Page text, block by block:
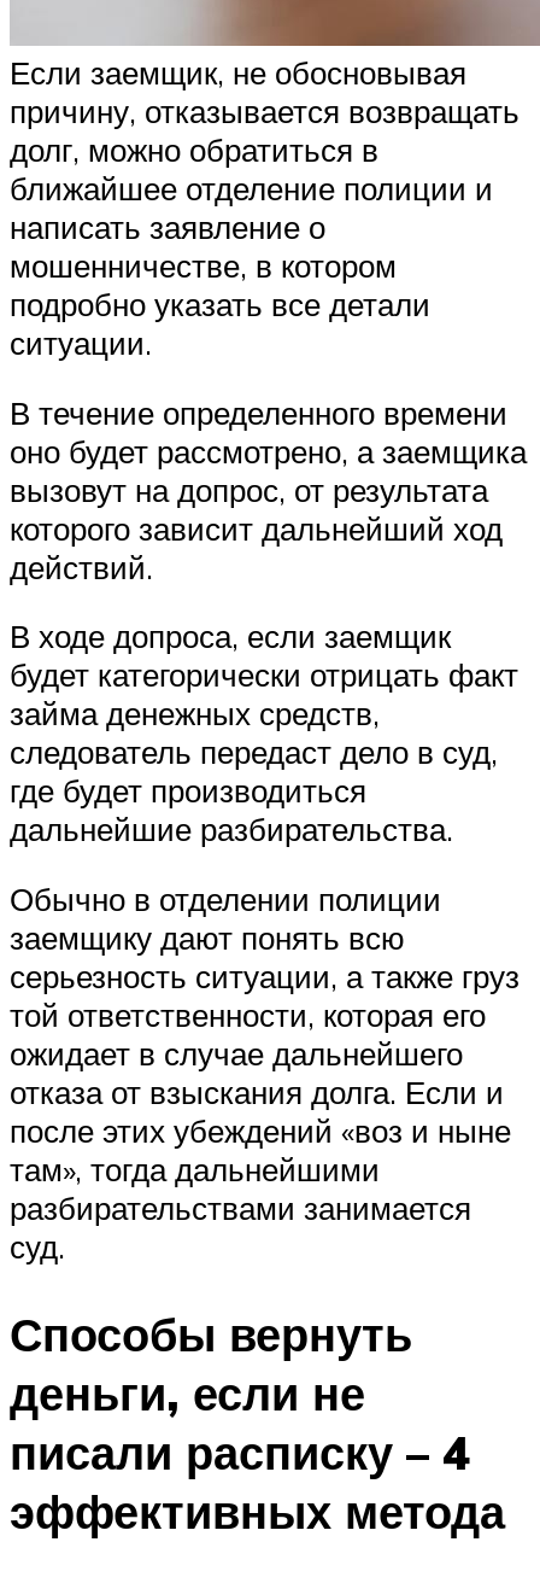
Если заемщик, не обосновывая
причину, отказывается возвращать
долг, можно обратиться в
ближайшее отделение полиции и
написать заявление о
мошенничестве, в котором
подробно указать все детали
ситуации.
В течение определенного времени
оно будет рассмотрено, а заемщика
вызовут на допрос, от результата
которого зависит дальнейший ход
действий.
В ходе допроса, если заемщик
будет категорически отрицать факт
займа денежных средств,
следователь передаст дело в суд,
где будет производиться
дальнейшие разбирательства.
Обычно в отделении полиции
заемщику дают понять всю
серьезность ситуации, а также груз
той ответственности, которая его
ожидает в случае дальнейшего
отказа от взыскания долга. Если и
после этих убеждений «воз и ныне
там», тогда дальнейшими
разбирательствами занимается
суд.
Способы вернуть
деньги, если не
писали расписку – 4
эффективных метода